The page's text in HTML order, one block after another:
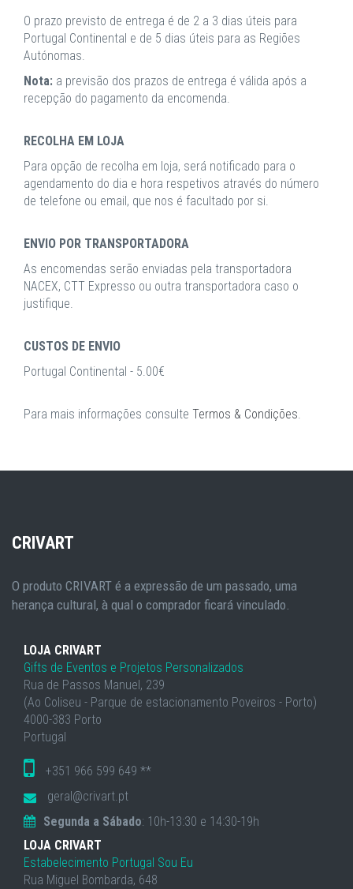
O prazo previsto de entrega é de 2 a 3 dias úteis para
Portugal Continental e de 5 dias úteis para as Regiões
Autónomas.
Nota: a previsão dos prazos de entrega é válida após a
recepção do pagamento da encomenda.
RECOLHA EM LOJA
Para opção de recolha em loja, será notificado para o
agendamento do dia e hora respetivos através do número
de telefone ou email, que nos é facultado por si.
ENVIO POR TRANSPORTADORA
As encomendas serão enviadas pela transportadora
NACEX, CTT Expresso ou outra transportadora caso o
justifique.
CUSTOS DE ENVIO
Portugal Continental - 5.00€
Para mais informações consulte Termos & Condições.
CRIVART
O produto CRIVART é a expressão de um passado, uma
herança cultural, à qual o comprador ficará vinculado.
LOJA CRIVART
Gifts de Eventos e Projetos Personalizados
Rua de Passos Manuel, 239
(Ao Coliseu - Parque de estacionamento Poveiros - Porto)
4000-383 Porto
Portugal
+351 966 599 649 **
geral@crivart.pt
Segunda a Sábado: 10h-13:30 e 14:30-19h
LOJA CRIVART
Estabelecimento Portugal Sou Eu
Rua Miguel Bombarda, 648